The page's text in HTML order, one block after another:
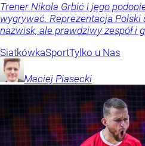
Trener Nikola Grbić i jego
wygrywać. Reprezentacja Polski
nazwisk, ale prawdziwy zespół i
SiatkówkaSportTylko u Nas
Maciej Piasecki